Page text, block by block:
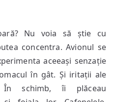
Nu voia să știe cu
concentra. Avionul se
aceeași senzație
în gât. Și iritații ale
schimb, îi plăceau